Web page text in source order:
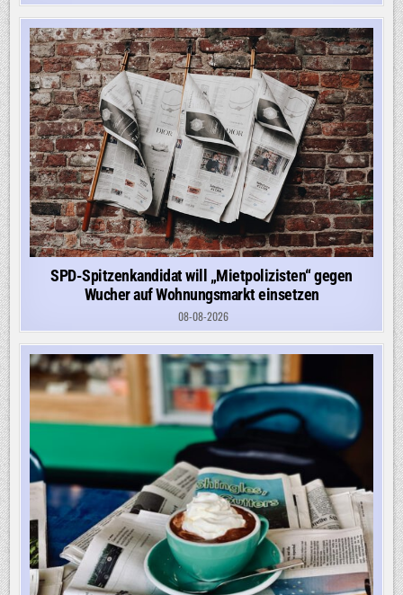
SPD-Spitzenkandidat will „Mietpolizisten“ gegen
Wucher auf Wohnungsmarkt einsetzen
08-08-2026